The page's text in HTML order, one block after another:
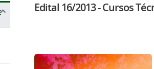
Edital 16/2013 - Cursos